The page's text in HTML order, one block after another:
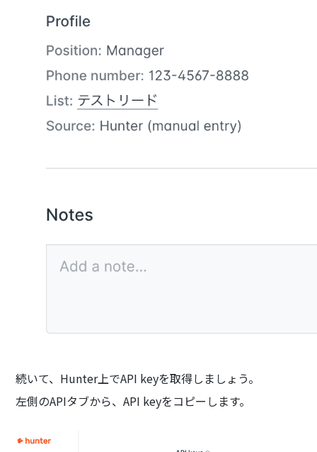
続いて、Hunter上でAPI keyを取得しましょう。
左側のAPIタブから、API keyをコピーします。